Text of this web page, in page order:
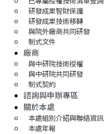
研發成果智財保護
研發成果技術移轉
與院外廠商共同研發
制式文件
廠商
與中研院技術授權
與中研院共同研發
制式契約
諮詢與申辦專區
關於本處
本處組別介紹與聯絡資訊
本處年報